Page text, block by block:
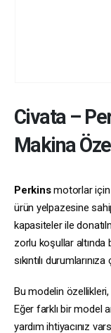
Civata–
Makina
Perkinsmotorlar için
ürün yelpazesine
kapasiteler ile
zorlu koşullar
sıkıntılı
Bu modelin
Eğer farklı bir model
yardım ihtiyacınız